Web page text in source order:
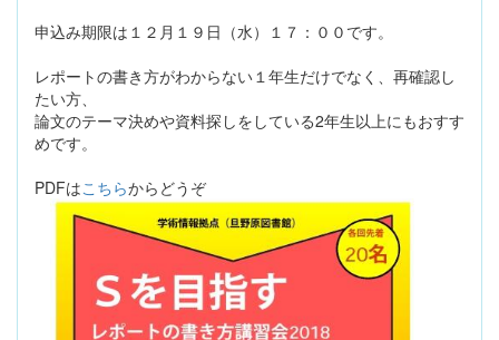
申込み期限は１２月１９日（水）１７：００です。
レポートの書き方がわからない１年生だけでなく、再確認し
たい方、
論文のテーマ決めや資料探しをしている2年生以上にもおすす
めです。
PDFはこちらからどうぞ